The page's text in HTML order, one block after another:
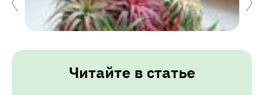
Читайте в статье